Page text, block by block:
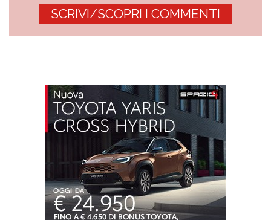
SCRIVI/SCOPRI I COMMENTI